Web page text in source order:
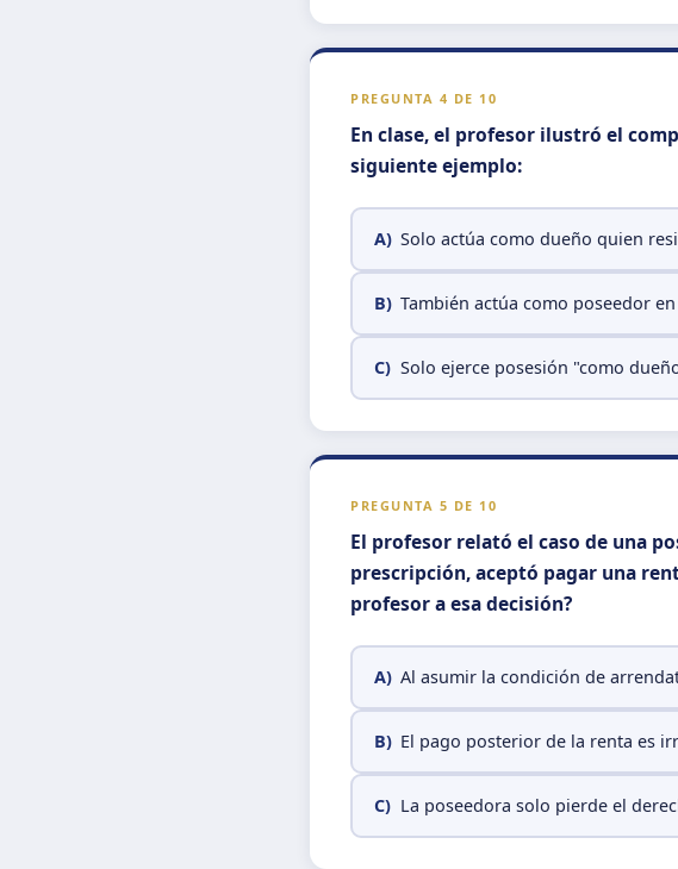
PREGUNTA 4 DE 10
En clase, el profesor ilustró el
siguiente ejemplo:
A) Solo actúa como dueño quien
B) También actúa como poseedor
C) Solo ejerce posesión "como
PREGUNTA 5 DE 10
El profesor relató el caso de una
prescripción, aceptó pagar una
profesor a esa decisión?
A) Al asumir la condición de
B) El pago posterior de la renta es
C) La poseedora solo pierde el